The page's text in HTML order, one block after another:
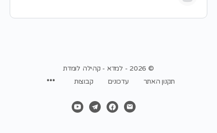
© 2026 - למדא - קהילה לומדת
תקנון האתר
עדכונים קבוצות